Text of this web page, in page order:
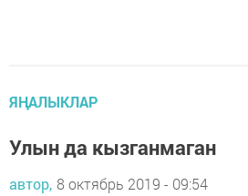
ЯҢАЛЫКЛАР
Улын да кызганмаган
автор, 8 октябрь 2019 - 09:54